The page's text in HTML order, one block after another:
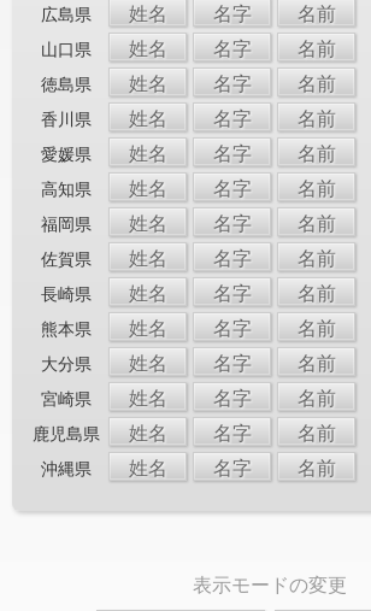
広島県 姓名 名字 名前
山口県 姓名 名字 名前
徳島県 姓名 名字 名前
香川県 姓名 名字 名前
愛媛県 姓名 名字 名前
高知県 姓名 名字 名前
福岡県 姓名 名字 名前
佐賀県 姓名 名字 名前
長崎県 姓名 名字 名前
熊本県 姓名 名字 名前
大分県 姓名 名字 名前
宮崎県 姓名 名字 名前
鹿児島県 姓名 名字 名前
沖縄県 姓名 名字 名前
表示モードの変更